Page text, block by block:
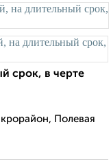
срок, в черте
Полевая